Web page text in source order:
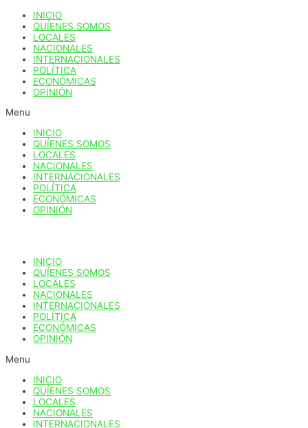
contenido
INICIO
QUÍENES SOMOS
LOCALES
NACIONALES
INTERNACIONALES
POLÍTICA
ECONÓMICAS
OPINIÓN
Menu
INICIO
QUÍENES SOMOS
LOCALES
NACIONALES
INTERNACIONALES
POLÍTICA
ECONÓMICAS
OPINIÓN
INICIO
QUÍENES SOMOS
LOCALES
NACIONALES
INTERNACIONALES
POLÍTICA
ECONÓMICAS
OPINIÓN
Menu
INICIO
QUÍENES SOMOS
LOCALES
NACIONALES
INTERNACIONALES